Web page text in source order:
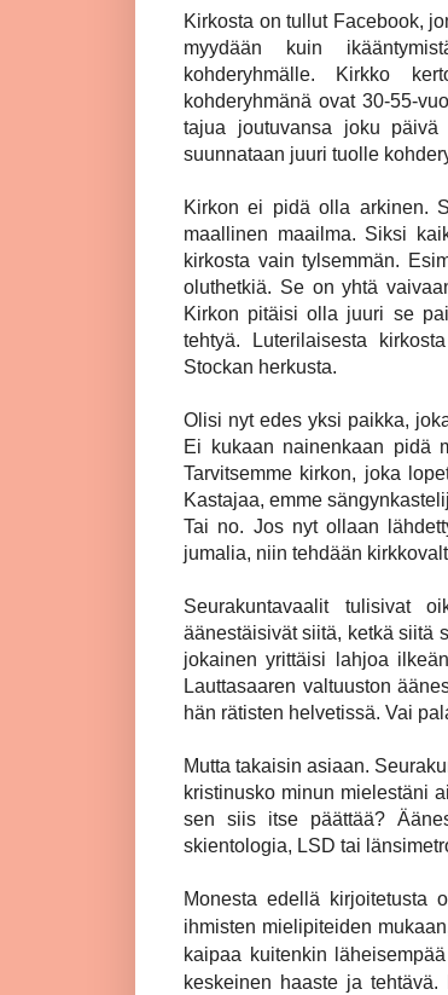
Kirkosta on tullut Facebook,
myydään kuin
kohderyhmälle. Kirkko
kohderyhmänä ovat 30-55-
tajua joutuvansa joku
suunnataan juuri tuolle
Kirkon ei pidä olla arkinen.
maallinen maailma. Siksi
kirkosta vain tylsemmän.
oluthetkiä. Se on yhtä
Kirkon pitäisi olla juuri se
tehtyä. Luterilaisesta
Stockan herkusta.
Olisi nyt edes yksi paikka,
Ei kukaan nainenkaan pidä
Tarvitsemme kirkon, joka
Kastajaa, emme
Tai no. Jos nyt ollaan
jumalia, niin tehdään
Seurakuntavaalit tulisivat
äänestäisivät siitä, ketkä siitä
jokainen yrittäisi lahjoa
Lauttasaaren valtuuston
hän rätisten helvetissä. Vai
Mutta takaisin asiaan.
kristinusko minun mielestäni
sen siis itse päättää?
skientologia, LSD tai
Monesta edellä kirjoitetusta
ihmisten mielipiteiden
kaipaa kuitenkin
keskeinen haaste ja